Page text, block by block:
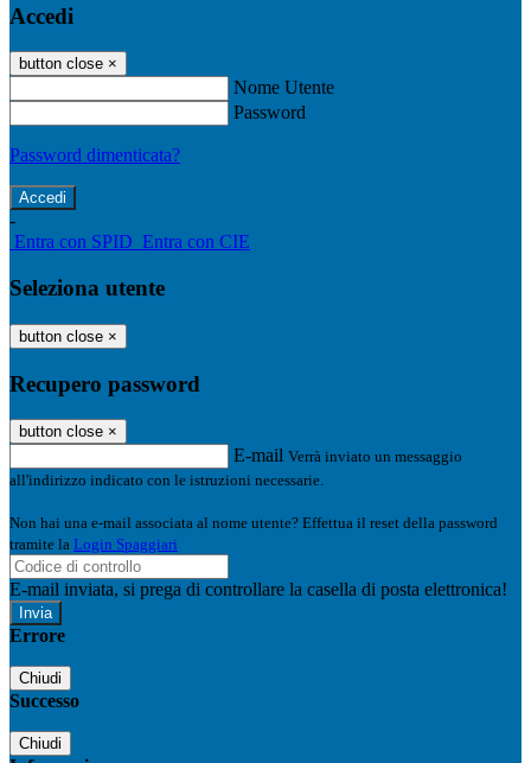
Accedi
button close ×
Nome Utente
Password
Password dimenticata?
-
Entra con SPID Entra con CIE
Seleziona utente
button close ×
Recupero password
button close ×
E-mail Verrà inviato un messaggio
all'indirizzo indicato con le istruzioni necessarie.
Non hai una e-mail associata al nome utente? Effettua il reset della password
tramite la Login Spaggiari
E-mail inviata, si prega di controllare la casella di posta elettronica!
Errore
Chiudi
Successo
Chiudi